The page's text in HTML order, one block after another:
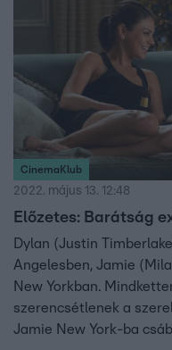
CinemaKlub
2022. május 13. 12:48
Előzetes: Barátság
Dylan (Justin
Angelesben, Jamie
New Yorkban.
szerencsétlenek a
Jamie New York-ba